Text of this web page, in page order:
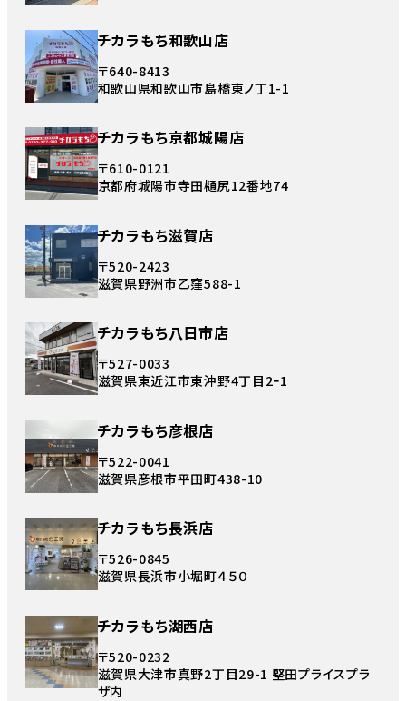
チカラもち和歌山店
〒640-8413
和歌山県和歌山市島橋東ノ丁1-1
チカラもち京都城陽店
〒610-0121
京都府城陽市寺田樋尻12番地74
チカラもち滋賀店
〒520-2423
滋賀県野洲市乙窪588-1
チカラもち八日市店
〒527-0033
滋賀県東近江市東沖野4丁目2ｰ1
チカラもち彦根店
〒522-0041
滋賀県彦根市平田町438-10
チカラもち長浜店
〒526-0845
滋賀県長浜市小堀町４５０
チカラもち湖西店
〒520-0232
滋賀県大津市真野2丁目29-1 堅田プライスプラ
ザ内